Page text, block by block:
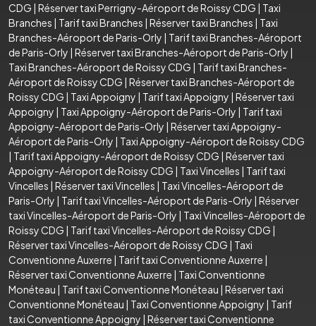
CDG | Réserver taxi Perrigny-Aéroport de Roissy CDG | Taxi
Branches | Tarif taxi Branches | Réserver taxi Branches | Taxi
Branches-Aéroport de Paris-Orly | Tarif taxi Branches-Aéroport
de Paris-Orly | Réserver taxi Branches-Aéroport de Paris-Orly |
Taxi Branches-Aéroport de Roissy CDG | Tarif taxi Branches-
Aéroport de Roissy CDG | Réserver taxi Branches-Aéroport de
Roissy CDG | Taxi Appoigny | Tarif taxi Appoigny | Réserver taxi
Appoigny | Taxi Appoigny-Aéroport de Paris-Orly | Tarif taxi
Appoigny-Aéroport de Paris-Orly | Réserver taxi Appoigny-
Aéroport de Paris-Orly | Taxi Appoigny-Aéroport de Roissy CDG
| Tarif taxi Appoigny-Aéroport de Roissy CDG | Réserver taxi
Appoigny-Aéroport de Roissy CDG | Taxi Vincelles | Tarif taxi
Vincelles | Réserver taxi Vincelles | Taxi Vincelles-Aéroport de
Paris-Orly | Tarif taxi Vincelles-Aéroport de Paris-Orly | Réserver
taxi Vincelles-Aéroport de Paris-Orly | Taxi Vincelles-Aéroport de
Roissy CDG | Tarif taxi Vincelles-Aéroport de Roissy CDG |
Réserver taxi Vincelles-Aéroport de Roissy CDG | Taxi
Conventionne Auxerre | Tarif taxi Conventionne Auxerre |
Réserver taxi Conventionne Auxerre | Taxi Conventionne
Monéteau | Tarif taxi Conventionne Monéteau | Réserver taxi
Conventionne Monéteau | Taxi Conventionne Appoigny | Tarif
taxi Conventionne Appoigny | Réserver taxi Conventionne